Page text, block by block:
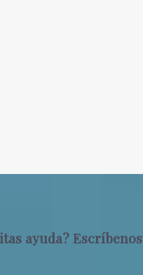
ayuda? Escríbenos